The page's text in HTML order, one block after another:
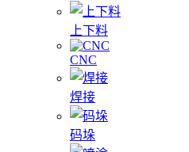
上下料
CNC
焊接
码垛